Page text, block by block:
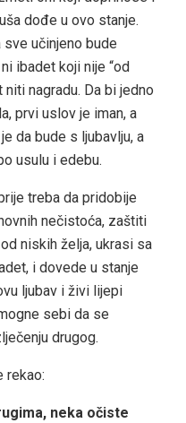
dođe u ovo stanje.
učinjeno bude
ibadet koji nije “od
nagradu. Da bi jedno
prvi uslov je iman, a
da bude s ljubavlju, a
usulu i edebu.
treba da pridobije
nečistoća, zaštiti
niskih želja, ukrasi sa
i dovede u stanje
ljubav i živi lijepi
sebi da se
drugog.
rekao:
neka očiste